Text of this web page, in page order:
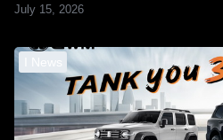
July 15, 2026
I News